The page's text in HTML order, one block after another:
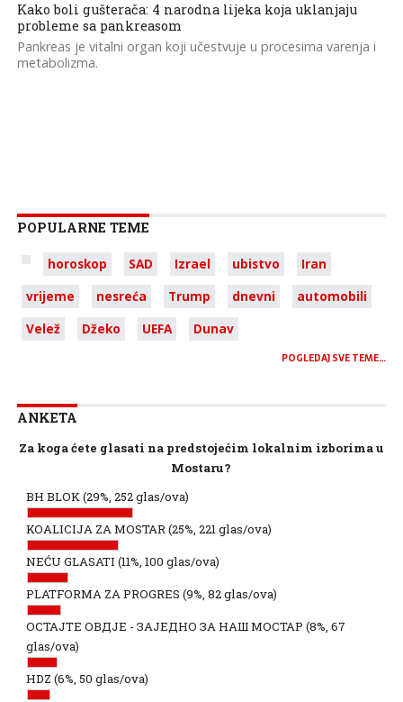
Kako boli gušterača: 4 narodna lijeka koja uklanjaju
probleme sa pankreasom
Pankreas je vitalni organ koji učestvuje u procesima varenja i
metabolizma.
POPULARNE TEME
horoskop SAD Izrael ubistvo
Iran
vrijeme
nesreća Trump dnevni
automobili
Velež
Džeko UEFA Dunav
POGLEDAJ SVE TEME…
ANKETA
Za koga ćete glasati na predstojećim lokalnim izborima u
Mostaru?
BH BLOK(29%, 252 glas/ova)
KOALICIJA ZA MOSTAR(25%, 221 glas/ova)
NEĆU GLASATI (11%, 100 glas/ova)
PLATFORMA ZA PROGRES (9%, 82 glas/ova)
ОСТАЈТЕ ОВДЈЕ - ЗАЈЕДНО ЗА НАШ МОСТАР (8%, 67
glas/ova)
HDZ (6%, 50 glas/ova)